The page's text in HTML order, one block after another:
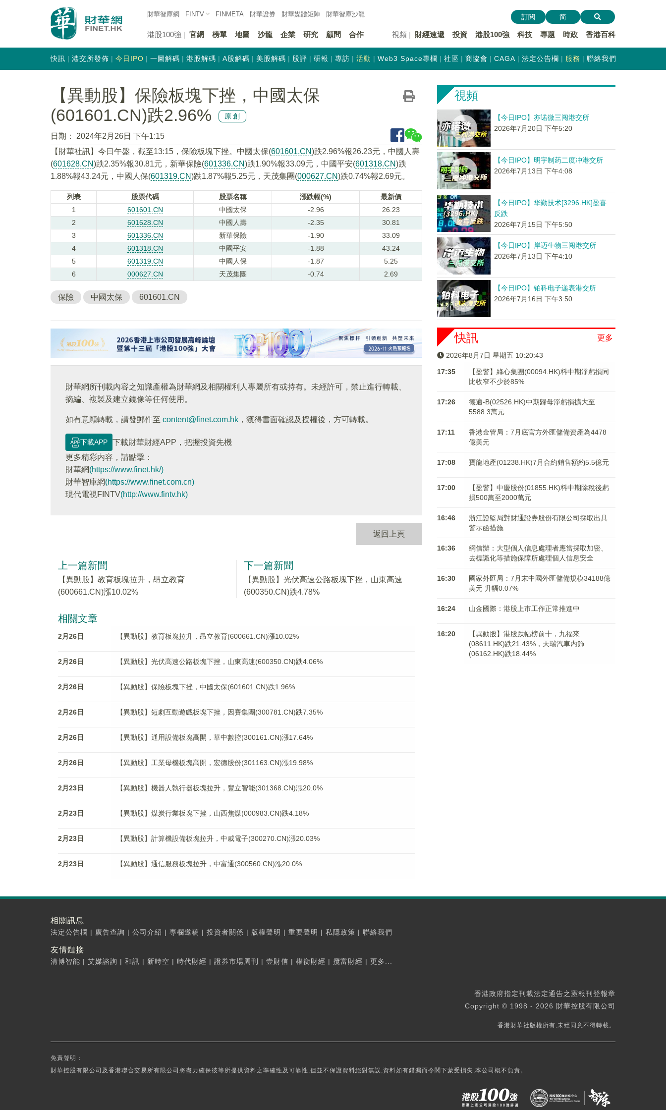
財華智庫網 FINTV FINMETA 財華證券 財華媒體矩陣 財華智庫沙龍
港股100強 官網 榜單 地圖 沙龍 企業 研究 顧問 合作 視頻 財經速遞 投資 港股100強 科技 專題 時政 香港百科
訂閱 简
快訊 港交所發佈 今日IPO 一圖解碼 港股解碼 A股解碼 美股解碼 股評 研報 專訪 活動 Web3 Space專欄 社區 商協會 CAGA 法定公告欄 服務 聯絡我們
【異動股】保險板塊下挫，中國太保
(601601.CN)跌2.96%
原創
日期：
2024年2月26日 下午1:15
【財華社訊】今日午盤，截至13:15，保險板塊下挫。中國太保(601601.CN)跌2.96%報26.23元，中國人壽
(601628.CN)跌2.35%報30.81元，新華保險(601336.CN)跌1.90%報33.09元，中國平安(601318.CN)跌
1.88%報43.24元，中國人保(601319.CN)跌1.87%報5.25元，天茂集團(000627.CN)跌0.74%報2.69元。
列表 股票代碼 股票名稱 漲跌幅(%)
最新價
1
601601.CN 中國太保 -2.96
26.23
2
601628.CN 中國人壽 -2.35
30.81
3
601336.CN 新華保險 -1.90
33.09
4
601318.CN 中國平安 -1.88
43.24
5
601319.CN 中國人保 -1.87
5.25
6
000627.CN 天茂集團 -0.74 2.69
保險 中國太保 601601.CN
財華網所刊載內容之知識產權為財華網及相關權利人專屬所有或持有。未經許可，禁止進行轉載、
摘編、複製及建立鏡像等任何使用。
如有意願轉載，請發郵件至 content@finet.com.hk ，獲得書面確認及授權後，方可轉載。
下載APP
下載財華財經APP，把握投資先機
更多精彩内容，請點擊：
財華網(https://www.finet.hk/)
財華智庫網(https://www.finet.com.cn)
現代電視FINTV(http://www.fintv.hk)
返回上頁
上一篇新聞
【異動股】教育板塊拉升，昂立教育
(600661.CN)漲10.02%
下一篇新聞
【異動股】光伏高速公路板塊下挫，山東高速
(600350.CN)跌4.78%
相關文章
2月26日 【異動股】教育板塊拉升，昂立教育(600661.CN)漲10.02%
2月26日 【異動股】光伏高速公路板塊下挫，山東高速(600350.CN)跌4.06%
2月26日 【異動股】保險板塊下挫，中國太保(601601.CN)跌1.96%
2月26日 【異動股】短劇互動遊戲板塊下挫，因賽集團(300781.CN)跌7.35%
2月26日 【異動股】通用設備板塊高開，華中數控(300161.CN)漲17.64%
2月26日 【異動股】工業母機板塊高開，宏德股份(301163.CN)漲19.98%
2月23日 【異動股】機器人執行器板塊拉升，豐立智能(301368.CN)漲20.0%
2月23日 【異動股】煤炭行業板塊下挫，山西焦煤(000983.CN)跌4.18%
2月23日 【異動股】計算機設備板塊拉升，中威電子(300270.CN)漲20.03%
2月23日 【異動股】通信服務板塊拉升，中富通(300560.CN)漲20.0%
視頻
【今日IPO】亦诺微三闯港交所
2026年7月20日 下午5:20
【今日IPO】明宇制药二度冲港交所
2026年7月13日 下午4:08
【今日IPO】华勤技术[3296.HK]盈喜
反跌
2026年7月15日 下午5:50
【今日IPO】岸迈生物三闯港交所
2026年7月13日 下午4:10
【今日IPO】铂科电子递表港交所
2026年7月16日 下午3:50
更多
快訊
2026年8月7日 星期五 10:20:44
17:35
【盈警】綠心集團(00094.HK)料中期淨虧損同
比收窄不少於85%
17:26
德適-B(02526.HK)中期歸母淨虧損擴大至
5588.3萬元
17:11
香港金管局：7月底官方外匯儲備資產為4478
億美元
17:08 寶龍地產(01238.HK)7月合約銷售額約5.5億元
17:00
【盈警】中慶股份(01855.HK)料中期除稅後虧
損500萬至2000萬元
16:46
浙江證監局對財通證券股份有限公司採取出具
警示函措施
16:36
網信辦：大型個人信息處理者應當採取加密、
去標識化等措施保障所處理個人信息安全
16:30
國家外匯局：7月末中國外匯儲備規模34188億
美元 升幅0.07%
16:24 山金國際：港股上市工作正常推進中
16:20
【異動股】港股跌幅榜前十，九福來
(08611.HK)跌21.43%，天瑞汽車内飾
(06162.HK)跌18.44%
相關訊息
法定公告欄 | 廣告查詢 | 公司介紹 | 專欄邀稿 | 投資者關係 | 版權聲明 | 重要聲明 | 私隱政策 | 聯絡我們
友情鏈接
清博智能 | 艾媒諮詢 | 和訊 | 新時空 | 時代財經 | 證券市場周刊 | 壹財信 | 權衡財經 | 攬富財經 | 更多...
香港政府指定刊載法定通告之憲報刊登報章
Copyright © 1998 - 2026 財華控股有限公司
香港財華社版權所有,未經同意不得轉載。
免責聲明：
財華控股有限公司及香港聯合交易所有限公司將盡力確保彼等所提供資料之準確性及可靠性,但並不保證資料絕對無誤,資料如有錯漏而令閣下蒙受損失,本公司概不負責。